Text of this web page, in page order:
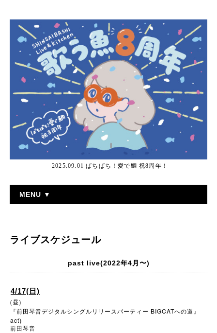
2025.09.01 ぱちぱち！愛で鯛 祝8周年！
MENU ▼
ライブスケジュール
past live(2022年4月〜)
4/17(日)
(昼)
『前田琴音デジタルシングルリリースパーティー BIGCATへの道』
act)
前田琴音